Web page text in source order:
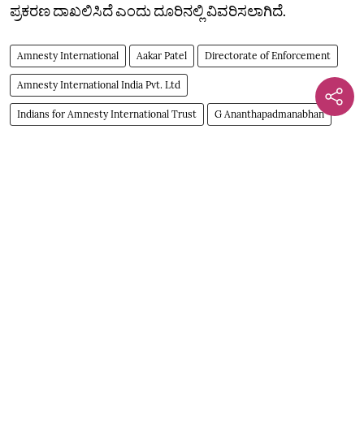
ಪ್ರಕರಣ ದಾಖಲಿಸಿದೆ ಎಂದು ದೂರಿನಲ್ಲಿ ವಿವರಿಸಲಾಗಿದೆ.
Amnesty International Aakar Patel Directorate of Enforcement
Amnesty International India Pvt. Ltd
Indians for Amnesty International Trust G Ananthapadmanabhan